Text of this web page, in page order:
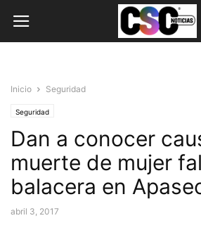
Inicio Seguridad
Seguridad
Dan a conocer
muerte de mujer
balacera en
abril 3, 2017